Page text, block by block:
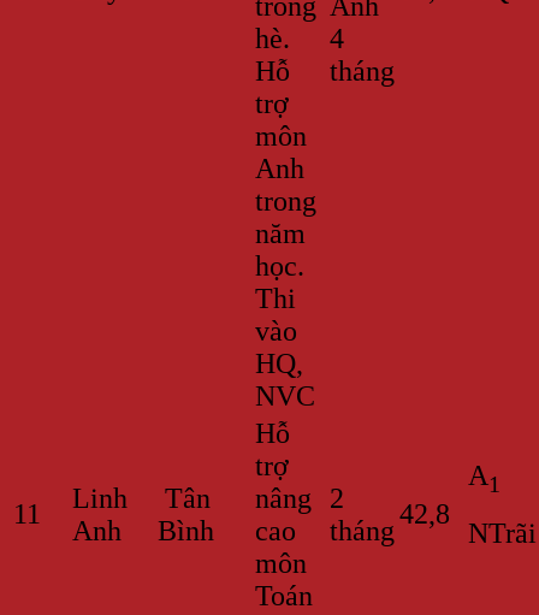
hè.
Hỗ
trợ
môn
Anh
trong
năm
học.
Thi
vào
HQ,
NVC
4
tháng
11
Linh
Anh
Tân
Bình
Hỗ
trợ
nâng
cao
môn
Toán
2
tháng
42,8
A1
NTrãi